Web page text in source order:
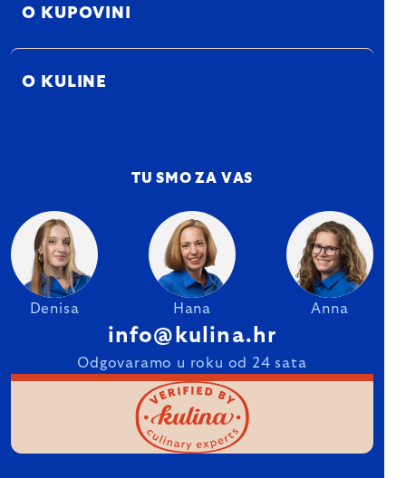
O KUPOVINI
O KULINE
TU SMO ZA VAS
Denisa Hana Anna
info@kulina.hr
Odgovaramo u roku od 24 sata